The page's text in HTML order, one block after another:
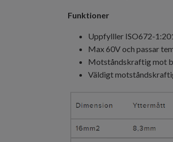
Funktioner
Uppfylller ISO672-
Max 60V och passar
Motståndskraftig mot
Väldigt